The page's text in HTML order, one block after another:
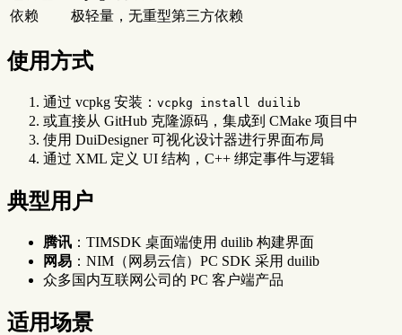
依赖
极轻量，无重型第三方依赖
使用方式
通过 vcpkg 安装： vcpkg install duilib
或直接从 GitHub 克隆源码，集成到 CMake 项目中
使用 DuiDesigner 可视化设计器进行界面布局
通过 XML 定义 UI 结构，C++ 绑定事件与逻辑
典型用户
腾讯 ：TIMSDK 桌面端使用 duilib 构建界面
网易 ：NIM（网易云信）PC SDK 采用 duilib
众多国内互联网公司的 PC 客户端产品
适用场景